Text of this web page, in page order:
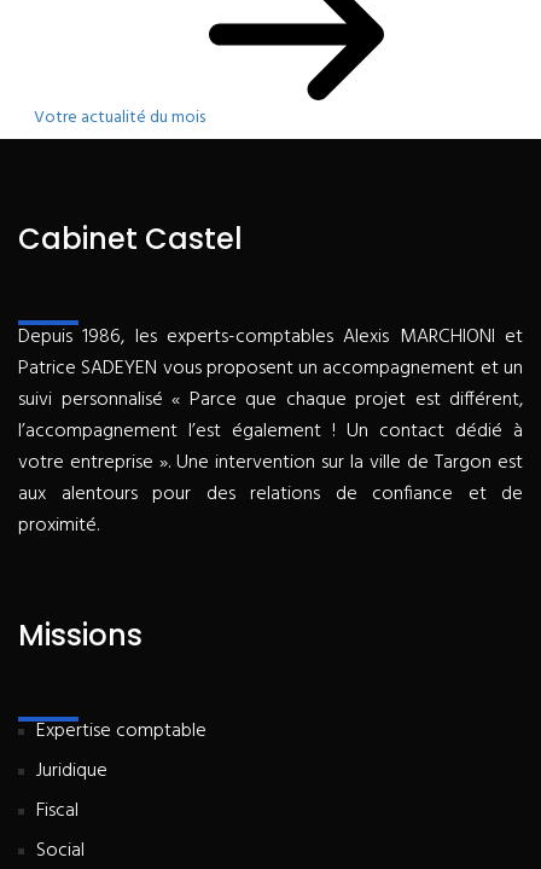
Votre actualité du mois
Cabinet Castel
Depuis 1986, les experts-comptables Alexis MARCHIONI et
Patrice SADEYEN vous proposent un accompagnement et un
suivi personnalisé « Parce que chaque projet est différent,
l’accompagnement l’est également ! Un contact dédié à
votre entreprise ». Une intervention sur la ville de Targon est
aux alentours pour des relations de confiance et de
proximité.
Missions
Expertise comptable
Juridique
Fiscal
Social